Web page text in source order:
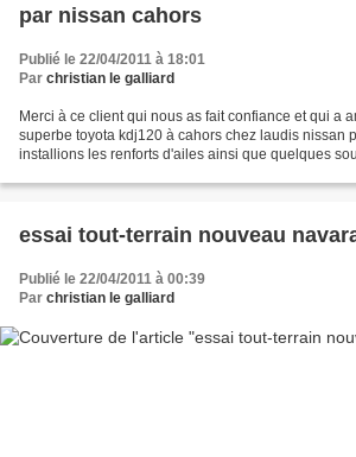
par nissan cahors
Publié le 22/04/2011 à 18:01
Par christian le galliard
Merci à ce client qui nous as fait confiance et qui a
superbe toyota kdj120 à cahors chez laudis nissan
installions les renforts d'ailes ainsi que quelques
essai tout-terrain nouveau
Publié le 22/04/2011 à 00:39
Par christian le galliard